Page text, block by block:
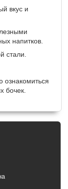
вкус и
напитков.
стали.
бочек.